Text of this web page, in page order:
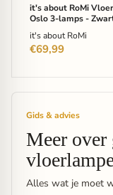
it's about RoMi
Oslo 3-lamps -
it's about RoMi
€69,99
Gids & advies
Meer over
Alles wat je moet